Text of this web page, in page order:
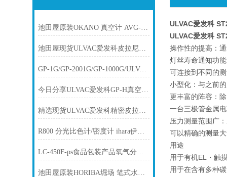
池田屋原装OKANO 真空计 AVG-300C11产品介绍技术参数
池田屋现货ULVAC爱发科皮拉尼真空计SW100-A
GP-1G/GP-2001G/GP-1000G/ULVAC爱发科多功能真空计
今日分享ULVAC爱发科GP-H真空计(WP-01WP-02WP-03）计测部
精选现货ULVAC爱发科精密皮拉尼真空计GP-1G/GP-2001G/GP-1000G
R800 分光比色计/密度计 ihara伊原电子
LC-450F-ps食品包装产品氧气分析仪 TORAY东丽
池田屋原装HORIBA堀场 笔式水质分析仪F-11产品介绍技术参数
ULVAC爱发科
ULVAC爱发科
操作性的提高：
灯丝寿命通知功
可连接到不同的
小型化：与之前
更丰富的阵容：
一台三极管金属
压力测量范围广
可以精确的测量
用途
用于有机EL・触
用于在含有多种